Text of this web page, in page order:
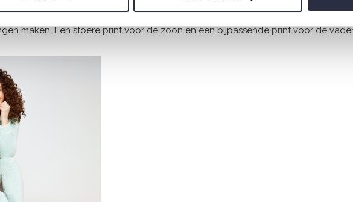
in stijl matchen met onzematching pyjama's voor vader en zoon. Met prints
maken. Een stoere print voor de zoon en een bijpassende print voor de